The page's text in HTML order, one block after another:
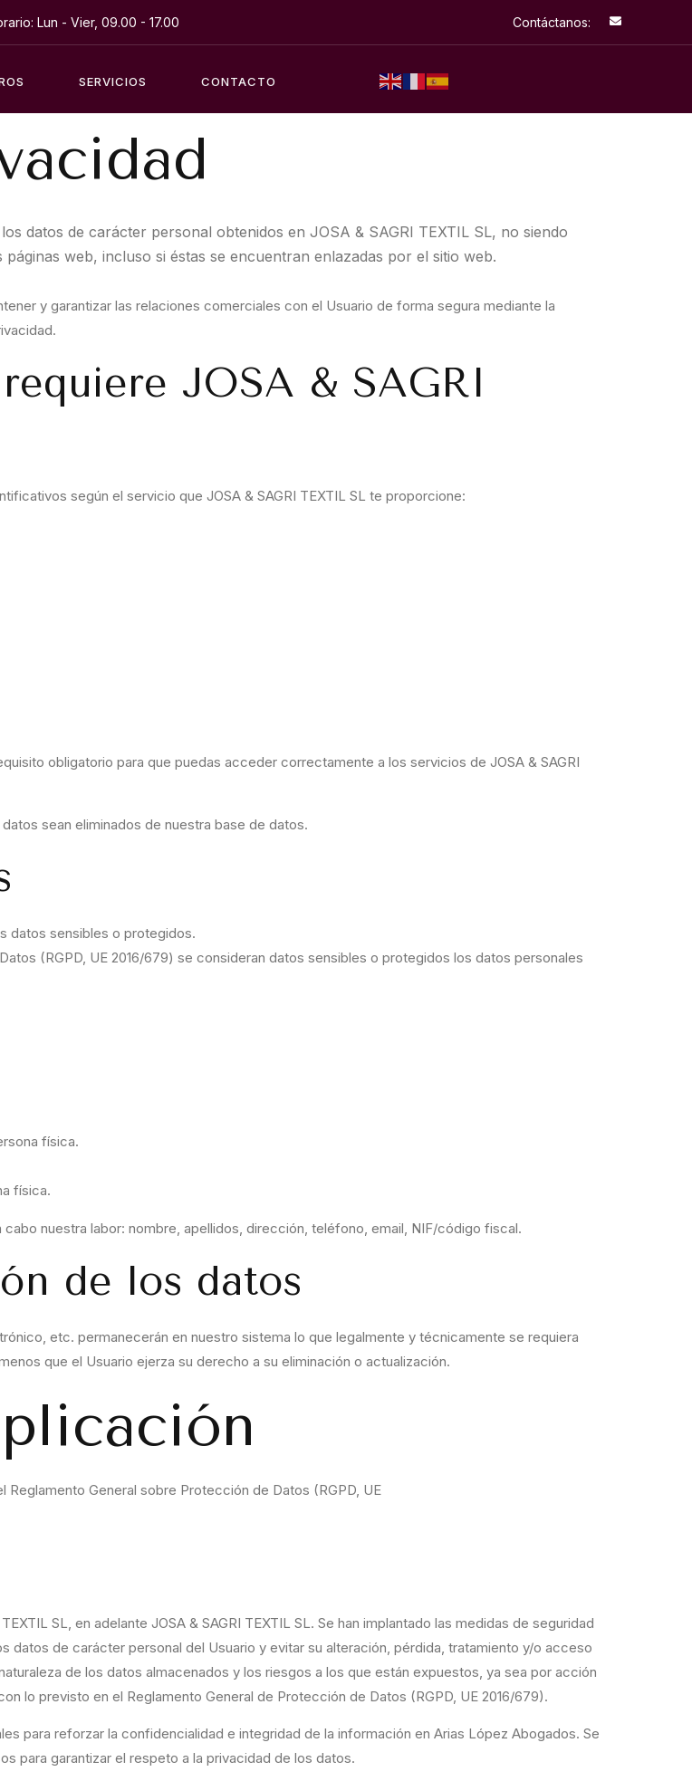
Lun - Vier, 09.00 - 17.00 Contáctanos:
I
a
SERVICIOS CONTACTO
datos de carácter personal obtenidos en JOSA & SAGRI TEXTIL SL, no siendo
web, incluso si éstas se encuentran enlazadas por el sitio web.
y garantizar las relaciones comerciales con el Usuario de forma segura mediante la
JOSA & SAGRI
según el servicio que JOSA & SAGRI TEXTIL SL te proporcione:
obligatorio para que puedas acceder correctamente a los servicios de JOSA & SAGRI
sean eliminados de nuestra base de datos.
datos sensibles o protegidos.
(RGPD, UE 2016/679) se consideran datos sensibles o protegidos los datos personales
física.
física.
cabo nuestra labor: nombre, apellidos, dirección, teléfono, email, NIF/código fiscal.
de los datos
etc. permanecerán en nuestro sistema lo que legalmente y técnicamente se requiera
que el Usuario ejerza su derecho a su eliminación o actualización.
Reglamento General sobre Protección de Datos (RGPD, UE
SL, en adelante JOSA & SAGRI TEXTIL SL. Se han implantado las medidas de seguridad
datos de carácter personal del Usuario y evitar su alteración, pérdida, tratamiento y/o acceso
de los datos almacenados y los riesgos a los que están expuestos, ya sea por acción
lo previsto en el Reglamento General de Protección de Datos (RGPD, UE 2016/679).
para reforzar la confidencialidad e integridad de la información en Arias López Abogados. Se
para garantizar el respeto a la privacidad de los datos.